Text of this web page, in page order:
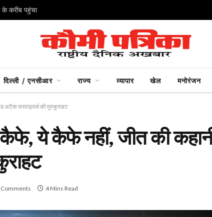
के करीब पहुंचा
दिल्ली / एनसीआर राज्य व्यापार खेल मनोरंजन
अटैक सरवाइवर्स की मुस्कुराहट
ये कैफे नहीं, जीत की
4 Mins Read